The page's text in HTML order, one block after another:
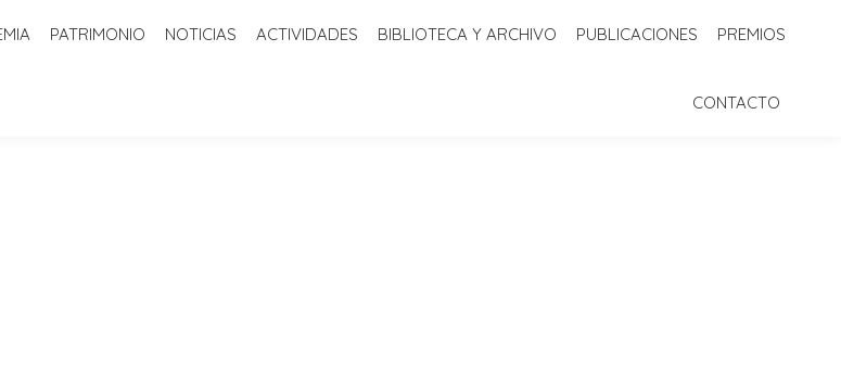
NOTICIAS ACTIVIDADES BIBLIOTECA Y ARCHIVO PUBLICACIONES PREMIOS CONTACTO
PATRIMONIO NOTICIAS ACTIVIDADES BIBLIOTECA Y ARCHIVO PUBLICACIONES PREMIOS
CONTACTO